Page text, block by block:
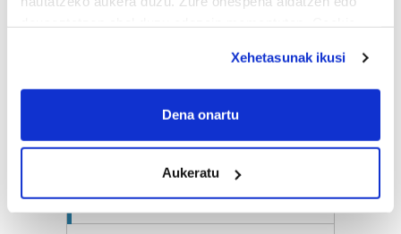
If you allow, we would also like to:
Collect information about your geographical
Identify your device by actively scanning it for
specific characteristics (fingerprinting)
Find out more about how your personal data is processed
Xehetasunak ikusi
Dena onartu
Aukeratu
Bihar 25º 17º
Azken 7 egunetako irakurrienak